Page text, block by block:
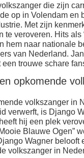
die zijn
op in Volendam en
Met zijn
te veroveren. Hits als
hem naar nationale
van Nederland.
een trouwe schare
opkomende
volkszanger in
verwerft, is Django
hij een plek
Blauwe Ogen”
Wagner
volkszanger in